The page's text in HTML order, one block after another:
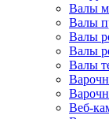
Валы
Валы
Валы
Валы
Валы
Веб-